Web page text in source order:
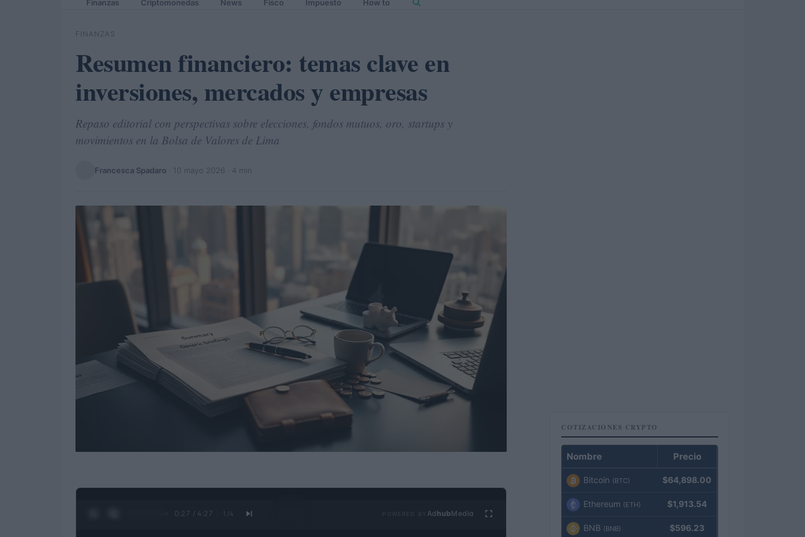
Finanzas Criptomonedas News Fisco Impuesto How to
FINANZAS
Resumen financiero: temas clave en
inversiones, mercados y empresas
Repaso editorial con perspectivas sobre elecciones, fondos mutuos, oro, startups y
movimientos en la Bolsa de Valores de Lima
Francesca Spadaro 10 mayo 2026 · 4 min
0:28 / 4:27 1 /4 Ad hubMedia
COTIZACIONES CRYPTO
Nombre Precio
Bitcoin (BTC) $64,898.00
Ethereum (ETH) $1,913.54
BNB (BNB) $596.23